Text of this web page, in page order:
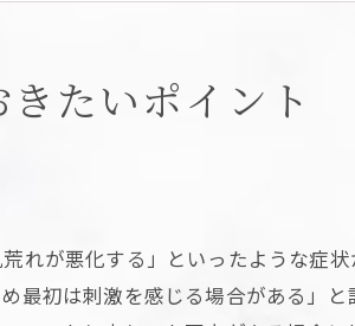
たいポイント
れが悪化する」といったような症
最初は刺激を感じる場合がある」